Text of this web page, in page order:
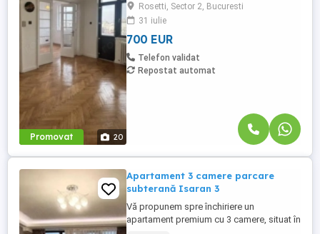
Promovat 20
merge pe conceptul de spațiu deschis de
lucru. Nu este mobilat, pentru ca fiecare să
își poată ...
Rosetti, Sector 2, Bucuresti
31 iulie
700 EUR
Telefon validat
Repostat automat
Apartament 3 camere parcare
subterană Isaran 3
Vă propunem spre închiriere un
apartament premium cu 3 camere, situat în